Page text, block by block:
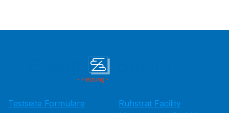
Testseite Formulare
Ruhstrat Facility